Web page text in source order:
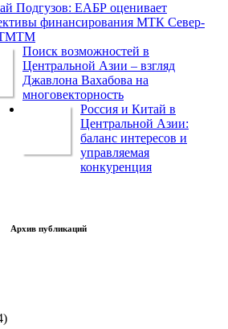
Подгузов: ЕАБР оценивает
финансирования МТК Север-
Поиск возможностей в
Центральной Азии – взгляд
Джавлона Вахабова на
многовекторность
Россия и Китай в
Центральной Азии:
баланс интересов и
управляемая
конкуренция
Архив публикаций